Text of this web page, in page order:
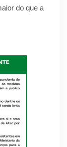
do que a